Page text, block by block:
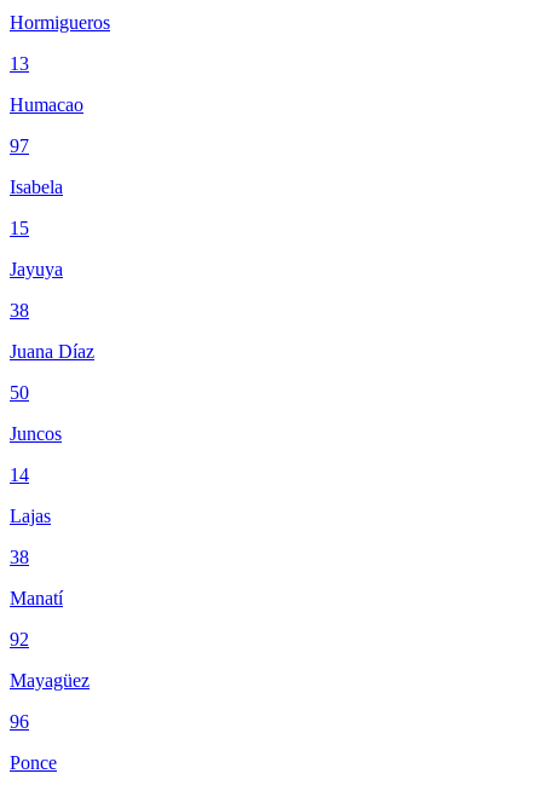
Hormigueros
13
Humacao
97
Isabela
15
Jayuya
38
Juana Díaz
50
Juncos
14
Lajas
38
Manatí
92
Mayagüez
96
Ponce